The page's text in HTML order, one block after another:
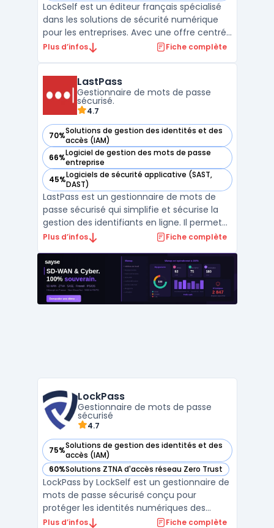
LockSelf est un éditeur français spécialisé
dans les solutions de sécurité numérique
pour les entreprises. Avec une offre centrée
sur la protection des données sensibles et
entreprises modernes. Ses principaux
modules inc ...
Plus d’infos Fiche complète
LastPass
Gestionnaire de mots de passe
sécurisé.
4.7
70%Solutions de gestion des identités et des
accès (IAM)
— voir LastPass dans cette catégorie
66%Logiciel de gestion des mots de passe
entreprise
— voir LastPass dans cette catégorie
45%Logiciels de sécurité applicative (SAST,
DAST)
— voir LastPass dans cette catégorie
LastPass est un gestionnaire de mots de
passe sécurisé qui simplifie et sécurise la
gestion des identifiants en ligne. Il permet
aux utilisateurs de stocker, organiser et
n’importe quel appareil connecté à
Internet, tout en garantissant une sécurité
maximale grâc ...
Plus d’infos Fiche complète
LockPass
Gestionnaire de mots de passe
sécurisé
4.7
75%Solutions de gestion des identités et des
accès (IAM)
— voir LockPass dans cette catégorie
60%Solutions ZTNA d'accès réseau Zero Trust
— voir LockPass dans cette catégorie
LockPass by LockSelf est un gestionnaire de
mots de passe sécurisé conçu pour
protéger les identités numériques des
entreprises et des particuliers. Cette
Plus d’infos Fiche complète